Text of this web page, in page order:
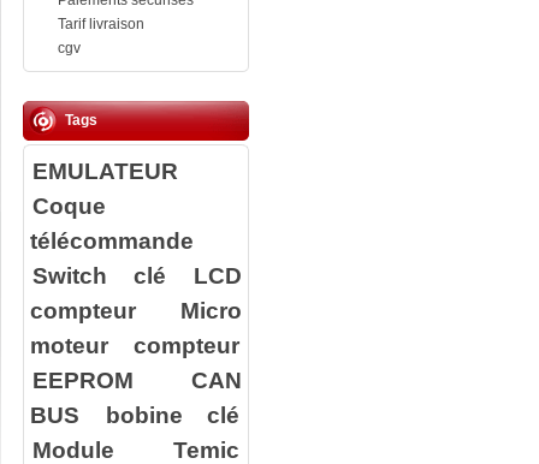
Tarif livraison
cgv
Tags
EMULATEUR
Coque
télécommande
Switch clé
LCD
compteur
Micro
moteur compteur
EEPROM
CAN
BUS
bobine clé
Module Temic